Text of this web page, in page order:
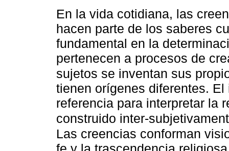
En la vida cotidiana, las
hacen parte de los saberes
fundamental en la
pertenecen a procesos de
sujetos se inventan sus
tienen orígenes diferentes.
referencia para interpretar la
construido inter-
Las creencias conforman